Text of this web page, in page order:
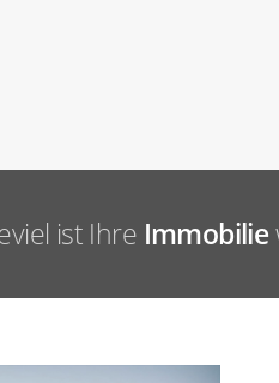
ist Ihre Immobilie